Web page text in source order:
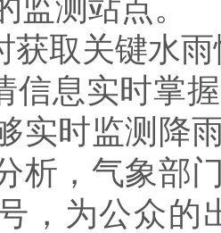
监测站点。
关键水雨
实时掌握
实时监测降
析，气象部
，为公众的